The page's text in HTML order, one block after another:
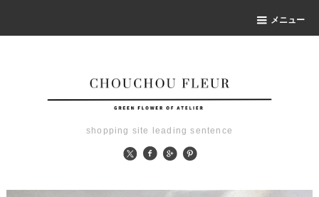
メニュー
shopping site leading sentence